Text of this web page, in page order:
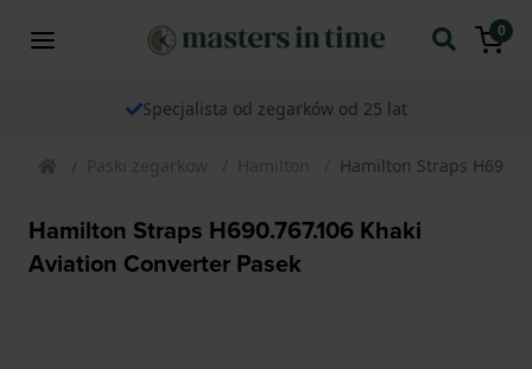
0
Specjalista od zegarków od 25 lat
Paski zegarkow Hamilton Hamilton Straps
Hamilton Straps H690.767.106 Khaki
Aviation Converter Pasek